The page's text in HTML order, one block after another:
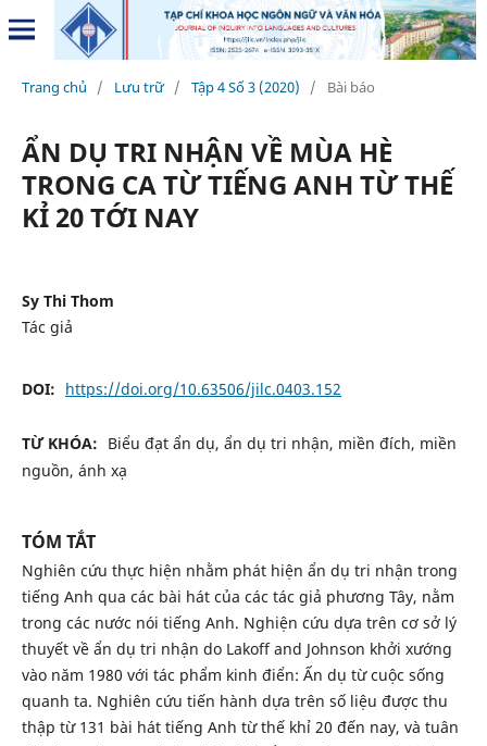
Trang chủ / Lưu trữ / Tập 4 Số 3 (2020) / Bài báo
ẨN DỤ TRI NHẬN VỀ MÙA HÈ
TRONG CA TỪ TIẾNG ANH TỪ THẾ
KỈ 20 TỚI NAY
Sy Thi Thom
Tác giả
DOI: https://doi.org/10.63506/jilc.0403.152
TỪ KHÓA: Biểu đạt ẩn dụ, ẩn dụ tri nhận, miền đích, miền
nguồn, ánh xạ
TÓM TẮT
Nghiên cứu thực hiện nhằm phát hiện ẩn dụ tri nhận trong
tiếng Anh qua các bài hát của các tác giả phương Tây, nằm
trong các nước nói tiếng Anh. Nghiện cứu dựa trên cơ sở lý
thuyết về ẩn dụ tri nhận do Lakoff and Johnson khởi xướng
vào năm 1980 với tác phẩm kinh điển: Ấn dụ từ cuộc sống
quanh ta. Nghiên cứu tiến hành dựa trên số liệu được thu
thập từ 131 bài hát tiếng Anh từ thế khỉ 20 đến nay, và tuân